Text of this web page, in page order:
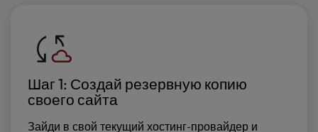
Шаг 1: Создай резервную копию
своего сайта
Зайди в свой текущий хостинг-провайдер и